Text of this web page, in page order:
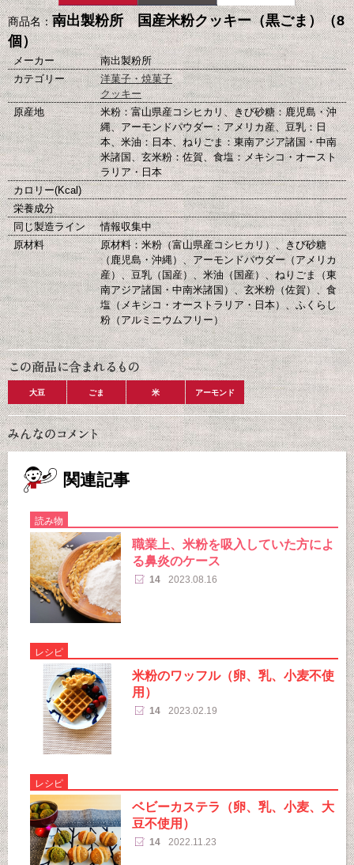
商品名：南出製粉所 国産米粉クッキー（黒ごま）（8
個）
メーカー
南出製粉所
カテゴリー
洋菓子・焼菓子
クッキー
原産地
米粉：富山県産コシヒカリ、きび砂糖：鹿児島・沖
縄、アーモンドパウダー：アメリカ産、豆乳：日
本、米油：日本、ねりごま：東南アジア諸国・中南
米諸国、玄米粉：佐賀、食塩：メキシコ・オースト
ラリア・日本
カロリー(Kcal)
栄養成分
同じ製造ライン
情報収集中
原材料
原材料：米粉（富山県産コシヒカリ）、きび砂糖
（鹿児島・沖縄）、アーモンドパウダー（アメリカ
産）、豆乳（国産）、米油（国産）、ねりごま（東
南アジア諸国・中南米諸国）、玄米粉（佐賀）、食
塩（メキシコ・オーストラリア・日本）、ふくらし
粉（アルミニウムフリー）
大豆 ごま 米 アーモンド
関連記事
読み物
職業上、米粉を吸入していた方によ
る鼻炎のケース
14 2023.08.16
レシピ
米粉のワッフル（卵、乳、小麦不使
用）
14 2023.02.19
レシピ
ベビーカステラ（卵、乳、小麦、大
豆不使用）
14 2022.11.23